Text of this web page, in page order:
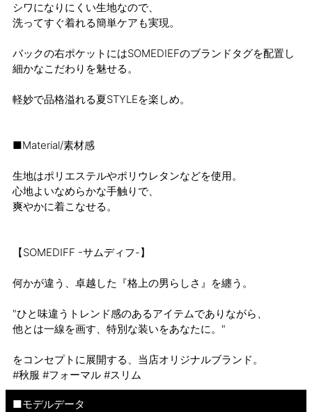
シワになりにくい生地なので、
洗ってすぐ着れる簡単ケアも実現。
バックの右ポケットにはSOMEDIEFのブランドタグを配置し
細かなこだわりを魅せる。
軽妙で品格溢れる夏STYLEを楽しめ。
■Material/素材感
生地はポリエステルやポリウレタンなどを使用。
心地よいなめらかな手触りで、
爽やかに着こなせる。
【SOMEDIFF -サムディフ-】
何かが違う、卓越した『格上の男らしさ』を纏う。
"ひと味違うトレンド感のあるアイテムでありながら、
他とは一線を画す、特別な装いをあなたに。"
をコンセプトに展開する、当店オリジナルブランド。
#秋服 #フォーマル #スリム
■モデルデータ